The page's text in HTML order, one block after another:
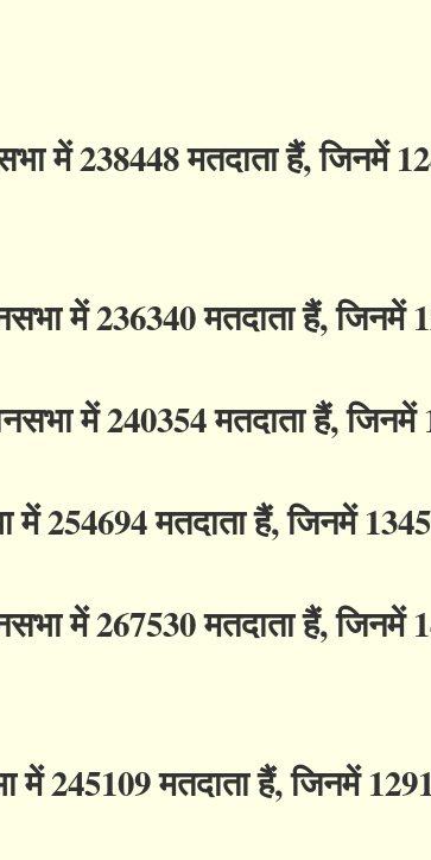
में 238448 मतदाता हैं, जिनमें
में 236340 मतदाता हैं,
में 240354 मतदाता हैं,
में 254694 मतदाता हैं, जिनमें
में 267530 मतदाता हैं,
में 245109 मतदाता हैं, जिनमें